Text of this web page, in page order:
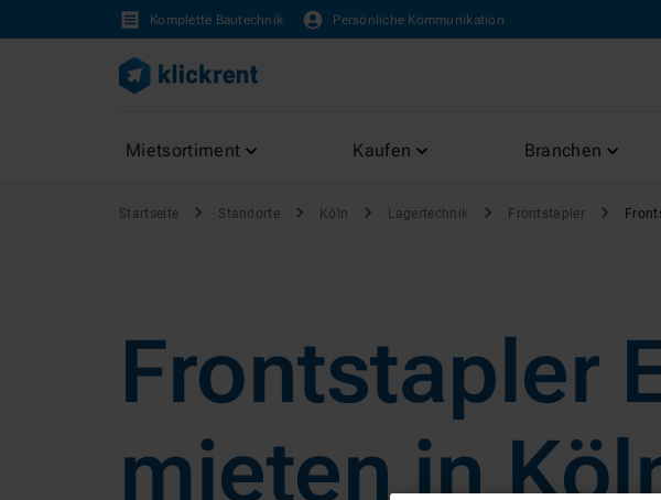
Komplette Bautechnik Persönliche Kommunikation
Mietsortiment Kaufen Branchen
Startseite Standorte Köln Lagertechnik Frontstapler
Frontstapler
mieten in